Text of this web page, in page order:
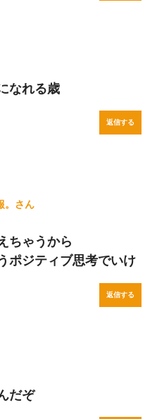
なれる歳
返信する
ちゃうから
ポジティブ思考でいけ
返信する
だぞ